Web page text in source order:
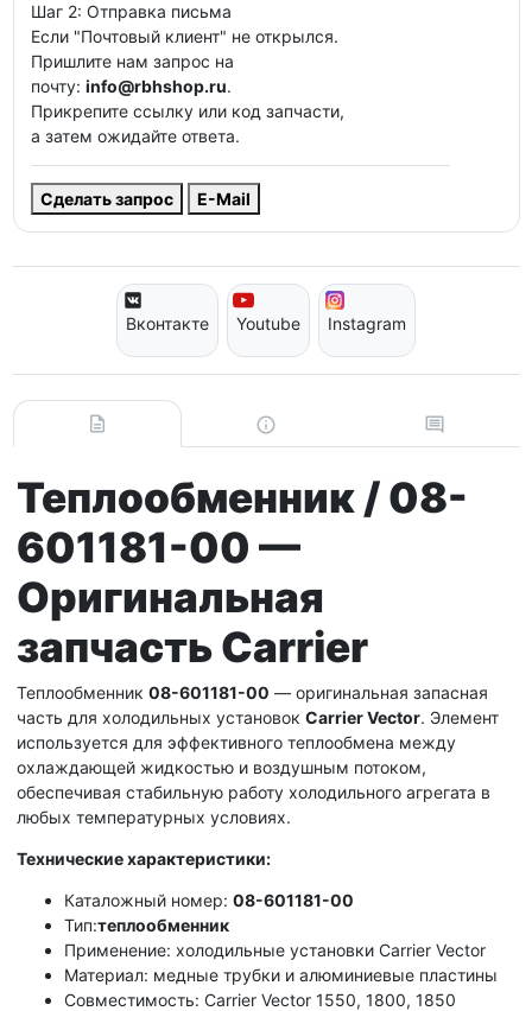
Шаг 2: Отправка письма
Если "Почтовый клиент" не открылся.
Пришлите нам запрос на
почту: info@rbhshop.ru.
Прикрепите ссылку или код запчасти,
а затем ожидайте ответа.
Сделать запрос E-Mail
Вконтакте Youtube Instagram
Теплообменник / 08-
601181-00 —
Оригинальная
запчасть Carrier
Теплообменник 08-601181-00 — оригинальная запасная
часть для холодильных установок Carrier Vector. Элемент
используется для эффективного теплообмена между
охлаждающей жидкостью и воздушным потоком,
обеспечивая стабильную работу холодильного агрегата в
любых температурных условиях.
Технические характеристики:
Каталожный номер: 08-601181-00
Тип:теплообменник
Применение: холодильные установки Carrier Vector
Материал: медные трубки и алюминиевые пластины
Совместимость: Carrier Vector 1550, 1800, 1850